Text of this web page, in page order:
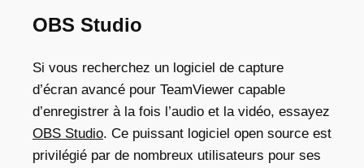
OBS Studio
Si vous recherchez un logiciel de capture
d’écran avancé pour TeamViewer capable
d’enregistrer à la fois l’audio et la vidéo, essayez
OBS Studio. Ce puissant logiciel open source est
privilégié par de nombreux utilisateurs pour ses